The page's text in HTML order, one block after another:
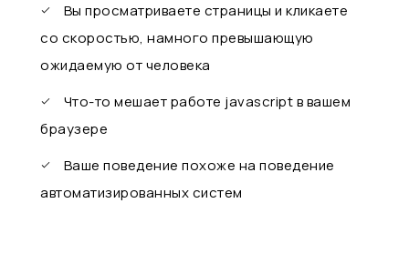
Вы просматриваете страницы и кликаете
со скоростью, намного превышающую
ожидаемую от человека
Что-то мешает работе javascript в вашем
браузере
Ваше поведение похоже на поведение
автоматизированных систем